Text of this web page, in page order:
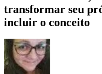
transformar seu
incluir o conceito